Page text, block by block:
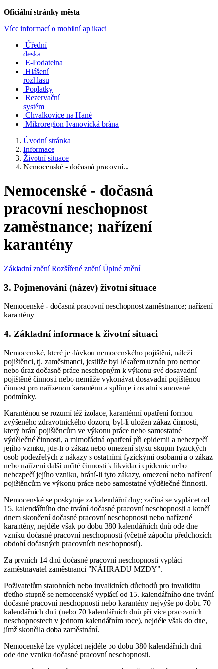
Oficiální stránky města
Více informací o mobilní aplikaci
Úřední
deska
E-Podatelna
Hlášení
rozhlasu
Poplatky
Rezervační
systém
Chvalkovice na Hané
Mikroregion Ivanovická brána
Úvodní stránka
Informace
Životní situace
Nemocenské - dočasná pracovní...
Nemocenské - dočasná
pracovní neschopnost
zaměstnance; nařízení
karantény
Základní znění Rozšířené znění Úplné znění
3. Pojmenování (název) životní situace
Nemocenské - dočasná pracovní neschopnost zaměstnance; nařízení
karantény
4. Základní informace k životní situaci
Nemocenské, které je dávkou nemocenského pojištění, náleží
pojištěnci, tj. zaměstnanci, jestliže byl lékařem uznán pro nemoc
nebo úraz dočasně práce neschopným k výkonu své dosavadní
pojištěné činnosti nebo nemůže vykonávat dosavadní pojištěnou
činnost pro nařízenou karanténu a splňuje i ostatní stanovené
podmínky.
Karanténou se rozumí též izolace, karanténní opatření formou
zvýšeného zdravotnického dozoru, byl-li uložen zákaz činnosti,
který brání pojištěncům ve výkonu práce nebo samostatné
výdělečné činnosti, a mimořádná opatření při epidemii a nebezpečí
jejího vzniku, jde-li o zákaz nebo omezení styku skupin fyzických
osob podezřelých z nákazy s ostatními fyzickými osobami a o zákaz
nebo nařízení další určité činnosti k likvidaci epidemie nebo
nebezpečí jejího vzniku, brání-li tyto zákazy, omezení nebo nařízení
pojištěncům ve výkonu práce nebo samostatné výdělečné činnosti.
Nemocenské se poskytuje za kalendářní dny; začíná se vyplácet od
15. kalendářního dne trvání dočasné pracovní neschopnosti a končí
dnem skončení dočasné pracovní neschopnosti nebo nařízené
karantény, nejdéle však po dobu 380 kalendářních dnů ode dne
vzniku dočasné pracovní neschopnosti (včetně zápočtu předchozích
období dočasných pracovních neschopností).
Za prvních 14 dnů dočasné pracovní neschopnosti vyplácí
zaměstnavatel zaměstnanci "NÁHRADU MZDY".
Poživatelům starobních nebo invalidních důchodů pro invaliditu
třetího stupně se nemocenské vyplácí od 15. kalendářního dne trvání
dočasné pracovní neschopnosti nebo karantény nejvýše po dobu 70
kalendářních dnů (nebo 70 kalendářních dnů při více pracovních
neschopnostech v jednom kalendářním roce), nejdéle však do dne,
jímž skončila doba zaměstnání.
Nemocenské lze vyplácet nejdéle po dobu 380 kalendářních dnů
ode dne vzniku dočasné pracovní neschopnosti.